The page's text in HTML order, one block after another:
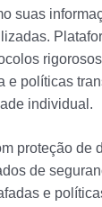
suas
e políticas
individual.
proteção de
de
e